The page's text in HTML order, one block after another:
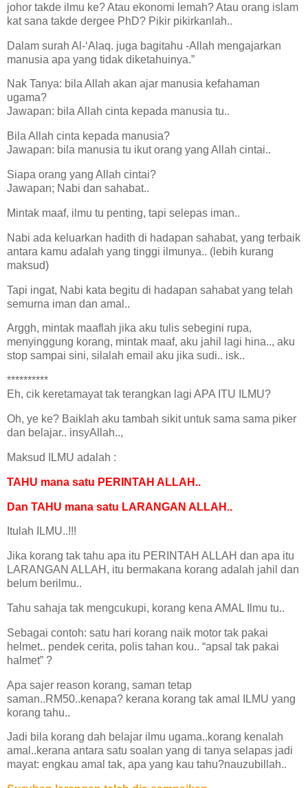
johor takde ilmu ke? Atau ekonomi lemah? Atau orang islam
katsana takde dergee PhD? Pikir pikirkanlah..
Dalam surah Al-‘Alaq. juga bagitahu -Allah mengajarkan
manusia apa yang tidak diketahuinya.”
Nak Tanya: bila Allah akan ajar manusia kefahaman
ugama?
Jawapan: bila Allah cinta kepada manusia tu..
Bila Allah cinta kepada manusia?
Jawapan: bila manusia tu ikut orang yang Allah cintai..
Siapa orang yang Allah cintai?
Jawapan; Nabi dan sahabat..
Mintak maaf, ilmu tu penting, tapi selepas iman..
Nabi ada keluarkan hadith di hadapan sahabat, yang terbaik
antara kamu adalah yang tinggi ilmunya.. (lebih kurang
maksud)
Tapi ingat, Nabi kata begitu di hadapan sahabat yang telah
semurna iman dan amal..
Arggh, mintak maaflah jika aku tulis sebegini rupa,
menyinggung korang, mintak maaf, aku jahil lagi hina.., aku
stop sampai sini, silalah email aku jika sudi.. isk..
**********
Eh, cik keretamayat tak terangkan lagi APA ITU ILMU?
Oh, ye ke? Baiklah aku tambah sikit untuk sama sama piker
dan belajar.. insyAllah..,
Maksud ILMU adalah :
TAHU mana satu PERINTAH ALLAH..
Dan TAHU mana satu LARANGAN ALLAH..
Itulah ILMU..!!!
Jika korang tak tahu apa itu PERINTAH ALLAH dan apa itu
LARANGAN ALLAH, itu bermakana korang adalah jahil dan
belum berilmu..
Tahu sahaja tak mengcukupi, korang kena AMAL Ilmu tu..
Sebagai contoh: satu hari korang naik motor tak pakai
helmet.. pendek cerita, polis tahan kou.. “apsal tak pakai
halmet” ?
Apa sajer reason korang, saman tetap
saman..RM50..kenapa? kerana korang tak amal ILMU yang
korang tahu..
Jadi bila korang dah belajar ilmu ugama..korang kenalah
amal..kerana antara satu soalan yang di tanya selapas jadi
mayat: engkau amal tak, apa yang kau tahu?nauzubillah..